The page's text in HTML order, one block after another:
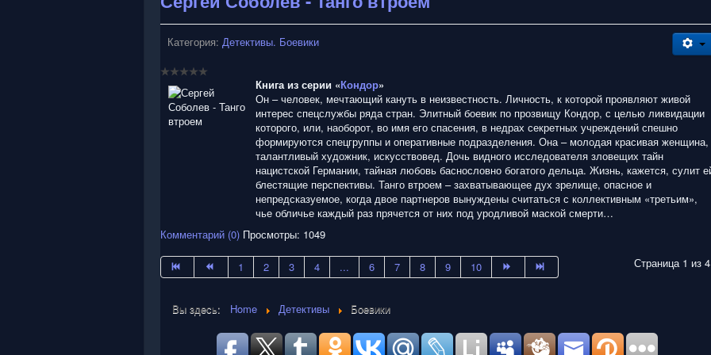
Категория: Детективы. Боевики
Книга из серии «Кондор»
Он – человек, мечтающий кануть в неизвестность. Личность, к которой проявляют живой
интерес спецслужбы ряда стран. Элитный боевик по прозвищу Кондор, с целью ликвидации
которого, или, наоборот, во имя его спасения, в недрах секретных учреждений спешно
формируются спецгруппы и оперативные подразделения. Она – молодая красивая женщина,
талантливый художник, искусствовед. Дочь видного исследователя зловещих тайн
нацистской Германии, тайная любовь баснословно богатого дельца. Жизнь, кажется, сулит
блестящие перспективы. Танго втроем – захватывающее дух зрелище, опасное и
непредсказуемое, когда двое партнеров вынуждены считаться с коллективным «третьим»,
чье обличье каждый раз прячется от них под уродливой маской смерти…
Комментарий (0) Просмотры: 1049
Страница 1 из
1 2 3 4 ... 6 7 8 9 10
Вы здесь: Home Детективы Боевики